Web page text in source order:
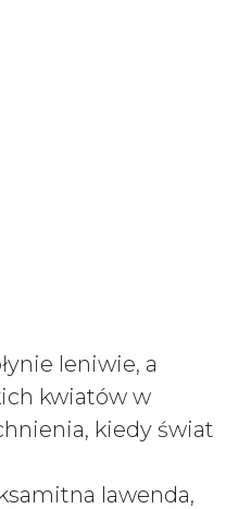
leniwie, a
kwiatów w
kiedy świat
lawenda,